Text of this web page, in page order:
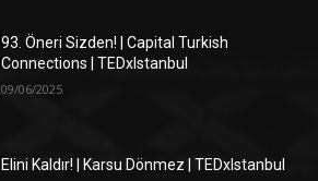
93. Öneri Sizden! | Capital Turkish
Connections | TEDxIstanbul
09/06/2025
Elini Kaldır! | Karsu Dönmez | TEDxIstanbul